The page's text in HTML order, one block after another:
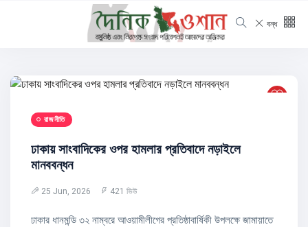
বন্ধ
রাজনীতি
ঢাকায় সাংবাদিকের ওপর হামলার প্রতিবাদে নড়াইলে
মানববন্ধন
25 Jun, 2026 421 ভিউ
ঢাকার ধানমন্ডি ৩২ নাম্বরে আওয়ামীলীগের প্রতিষ্ঠাবার্ষিকী উপলক্ষে জামায়াতে